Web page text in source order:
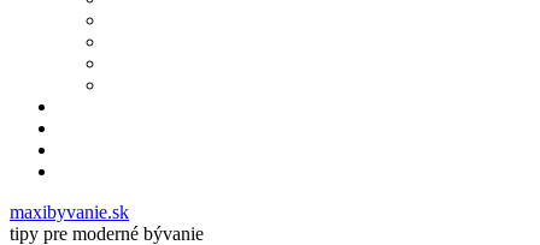
maxibyvanie.sk
tipy pre moderné bývanie